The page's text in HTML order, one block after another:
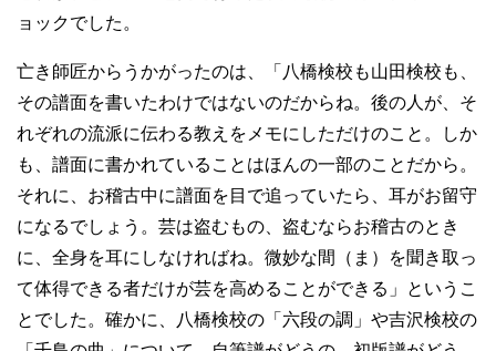
ョックでした。
亡き師匠からうかがったのは、「八橋検校も山田検校も、
その譜面を書いたわけではないのだからね。後の人が、そ
れぞれの流派に伝わる教えをメモにしただけのこと。しか
も、譜面に書かれていることはほんの一部のことだから。
それに、お稽古中に譜面を目で追っていたら、耳がお留守
になるでしょう。芸は盗むもの、盗むならお稽古のとき
に、全身を耳にしなければね。微妙な間（ま）を聞き取っ
て体得できる者だけが芸を高めることができる」というこ
とでした。確かに、八橋検校の「六段の調」や吉沢検校の